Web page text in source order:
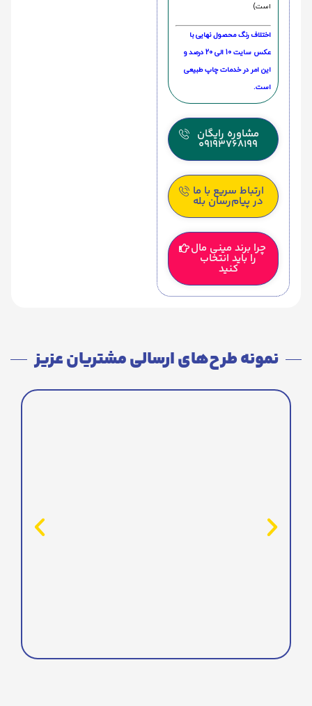
است)
اختلاف رنگ محصول نهایی با
عکس سایت 10 الی 20 درصد و
این امر در خدمات چاپ طبیعی
است.
مشاوره رایگان
09193768199
ارتباط سریع با ما
در پیام‌رسان بله
چرا برند مینی مال
را باید انتخاب
کنید
نمونه طرح‌های ارسالی مشتریان عزیز